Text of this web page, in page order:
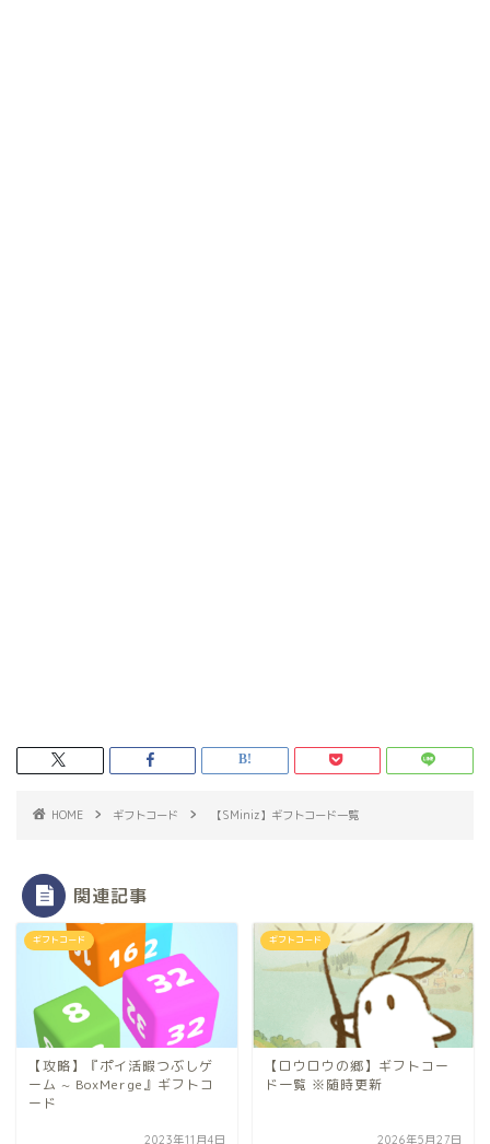
HOME ギフトコード 【SMiniz】ギフトコード一覧
関連記事
ギフトコード
【攻略】『ポイ活暇つぶしゲ
ーム ~ BoxMerge』ギフトコ
ード
2023年11月4日
ギフトコード
【ロウロウの郷】ギフトコー
ド一覧 ※随時更新
2026年5月27日